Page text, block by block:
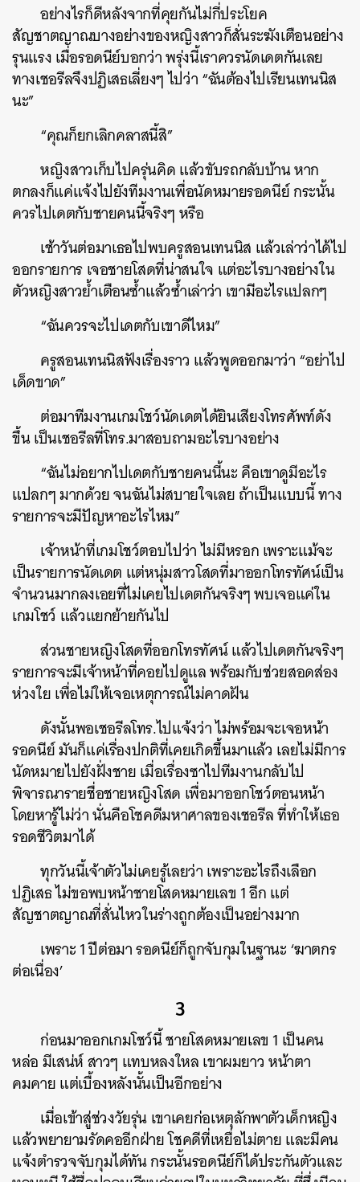
อย่างไรก็ดีหลังจากที่คุยกันไม่กี่ประโยค
สัญชาตญาณบางอย่างของหญิงสาวก็สั่นระฆังเตือนอย่าง
รุนแรง เมื่อรอดนีย์บอกว่า พรุ่งนี้เราควรนัดเดตกันเลย
ทางเชอรีลจึงปฏิเสธเลี่ยงๆ ไปว่า “ฉันต้องไปเรียนเทนนิส
นะ”
“คุณก็ยกเลิกคลาสนี้สิ”
หญิงสาวเก็บไปครุ่นคิด แล้วขับรถกลับบ้าน หาก
ตกลงก็แค่แจ้งไปยังทีมงานเพื่อนัดหมายรอดนีย์ กระนั้น
ควรไปเดตกับชายคนนี้จริงๆ หรือ
เช้าวันต่อมาเธอไปพบครูสอนเทนนิส แล้วเล่าว่าได้ไป
ออกรายการ เจอชายโสดที่น่าสนใจ แต่อะไรบางอย่างใน
ตัวหญิงสาวย้ำเตือนซ้ำแล้วซ้ำเล่าว่า เขามีอะไรแปลกๆ
“ฉันควรจะไปเดตกับเขาดีไหม”
ครูสอนเทนนิสฟังเรื่องราว แล้วพูดออกมาว่า “อย่าไป
เด็ดขาด”
ต่อมาทีมงานเกมโชว์นัดเดตได้ยินเสียงโทรศัพท์ดัง
ขึ้น เป็นเชอรีลที่โทร.มาสอบถามอะไรบางอย่าง
“ฉันไม่อยากไปเดตกับชายคนนี้นะ คือเขาดูมีอะไร
แปลกๆ มากด้วย จนฉันไม่สบายใจเลย ถ้าเป็นแบบนี้ ทาง
รายการจะมีปัญหาอะไรไหม”
เจ้าหน้าที่เกมโชว์ตอบไปว่า ไม่มีหรอก เพราะแม้จะ
เป็นรายการนัดเดต แต่หนุ่มสาวโสดที่มาออกโทรทัศน์เป็น
จำนวนมากลงเอยที่ไม่เคยไปเดตกันจริงๆ พบเจอแค่ใน
เกมโชว์ แล้วแยกย้ายกันไป
ส่วนชายหญิงโสดที่ออกโทรทัศน์ แล้วไปเดตกันจริงๆ
รายการจะมีเจ้าหน้าที่คอยไปดูแล พร้อมกับช่วยสอดส่อง
ห่วงใย เพื่อไม่ให้เจอเหตุการณ์ไม่คาดฝัน
ดังนั้นพอเชอรีลโทร.ไปแจ้งว่า ไม่พร้อมจะเจอหน้า
รอดนีย์ มันก็แค่เรื่องปกติที่เคยเกิดขึ้นมาแล้ว เลยไม่มีการ
นัดหมายไปยังฝั่งชาย เมื่อเรื่องซาไปทีมงานกลับไป
พิจารณารายชื่อชายหญิงโสด เพื่อมาออกโชว์ตอนหน้า
โดยหารู้ไม่ว่า นั่นคือโชคดีมหาศาลของเชอรีล ที่ทำให้เธอ
รอดชีวิตมาได้
ทุกวันนี้เจ้าตัวไม่เคยรู้เลยว่า เพราะอะไรถึงเลือก
ปฏิเสธ ไม่ขอพบหน้าชายโสดหมายเลข 1 อีก แต่
สัญชาตญาณที่สั่นไหวในร่างถูกต้องเป็นอย่างมาก
เพราะ 1 ปีต่อมา รอดนีย์ก็ถูกจับกุมในฐานะ ‘ฆาตกร
ต่อเนื่อง’
3
ก่อนมาออกเกมโชว์นี้ ชายโสดหมายเลข 1 เป็นคน
หล่อ มีเสน่ห์ สาวๆ แทบหลงใหล เขาผมยาว หน้าตา
คมคาย แต่เบื้องหลังนั้นเป็นอีกอย่าง
เมื่อเข้าสู่ช่วงวัยรุ่น เขาเคยก่อเหตุลักพาตัวเด็กหญิง
แล้วพยายามรัดคออีกฝ่าย โชคดีที่เหยื่อไม่ตาย และมีคน
แจ้งตำรวจจับกุมได้ทัน กระนั้นรอดนีย์ก็ได้ประกันตัวและ
ค้นหา
SHARE TWEET LINE EMAIL